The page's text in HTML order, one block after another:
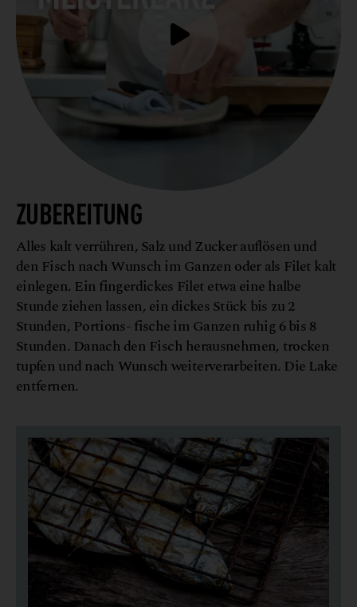
ZUBEREITUNG
Alles kalt verrühren, Salz und Zucker auflösen und
den Fisch nach Wunsch im Ganzen oder als Filet kalt
einlegen. Ein fingerdickes Filet etwa eine halbe
Stunde ziehen lassen, ein dickes Stück bis zu 2
Stunden, Portions- fische im Ganzen ruhig 6 bis 8
Stunden. Danach den Fisch herausnehmen, trocken
tupfen und nach Wunsch weiterverarbeiten. Die Lake
entfernen.